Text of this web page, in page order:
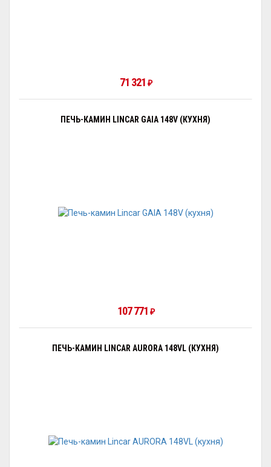
71 321 ₽
ПЕЧЬ-КАМИН LINCAR GAIA 148V (КУХНЯ)
107 771 ₽
ПЕЧЬ-КАМИН LINCAR AURORA 148VL (КУХНЯ)